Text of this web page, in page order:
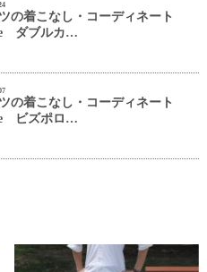
の着こなし・コーディネート
ダブルカ…
の着こなし・コーディネート
ビズポロ…